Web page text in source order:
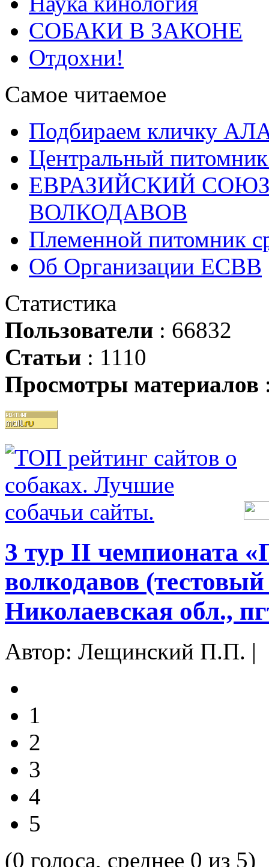
СОБАКИ В ЗАКОНЕ
Отдохни!
Самое читаемое
Подбираем кличку
Центральный
ЕВРАЗИЙСКИЙ
ВОЛКОДАВОВ
Племенной питомник
Об Организации ЕСВВ
Статистика
Пользователи : 66832
Статьи : 1110
Просмотры материалов
3 тур ІІ чемпионата
волкодавов
Николаевская обл.,
Автор: Лещинский П.П. |
1
2
3
4
5
(0 голоса, среднее 0 из 5)